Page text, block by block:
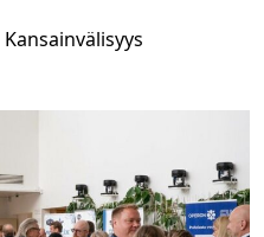
Kansainvälisyys